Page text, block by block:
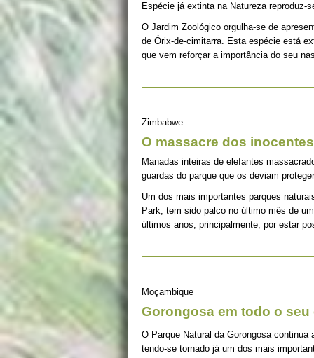
Espécie já extinta na Natureza reproduz-
O Jardim Zoológico orgulha-se de
de Órix-de-cimitarra. Esta espécie está
que vem reforçar a importância do seu
Zimbabwe
O massacre dos inocentes
Manadas inteiras de elefantes
guardas do parque que os deviam
Um dos mais importantes parques
Park, tem sido palco no último mês de
últimos anos, principalmente, por estar
Moçambique
Gorongosa em todo o
O Parque Natural da Gorongosa
tendo-se tornado já um dos mais